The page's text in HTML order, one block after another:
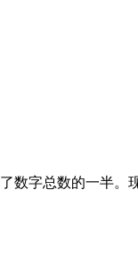
字总数的一半。